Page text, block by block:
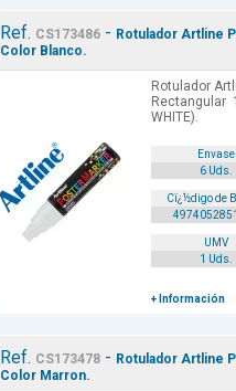
Ref. CS173486- Rotulador Artline
Color Blanco.
Rotulador
Rectangular
WHITE).
Envase
6 Uds.
Cï¿½digo de
UMV
1 Uds.
+ Información
Ref. CS173478- Rotulador Artline
Color Marron.